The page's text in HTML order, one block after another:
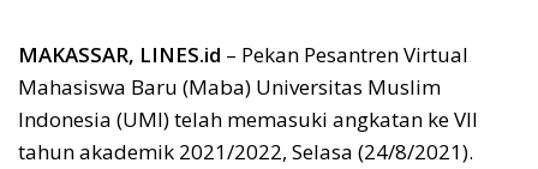
MAKASSAR, LINES.id – Pekan Pesantren Virtual
Mahasiswa Baru (Maba) Universitas Muslim
Indonesia (UMI) telah memasuki angkatan ke VII
tahun akademik 2021/2022, Selasa (24/8/2021).